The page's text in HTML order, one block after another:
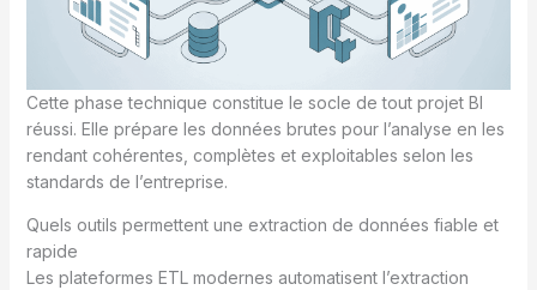
Cette phase technique constitue le socle de tout projet BI
réussi. Elle prépare les données brutes pour l’analyse en les
rendant cohérentes, complètes et exploitables selon les
standards de l’entreprise.
Quels outils permettent une extraction de données fiable et
rapide
Les plateformes ETL modernes automatisent l’extraction